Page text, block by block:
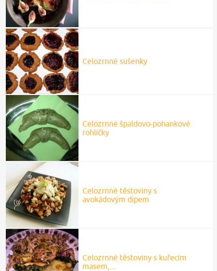
Celozrnné sušenky
Celozrnné špaldovo-pohankové
rohlíčky
Celozrnné těstoviny s
avokádovým dipem
Celozrnné těstoviny s kuřecím
masem,…